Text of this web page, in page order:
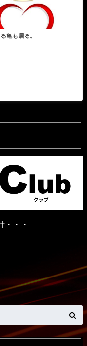
亀も居る。
・・・